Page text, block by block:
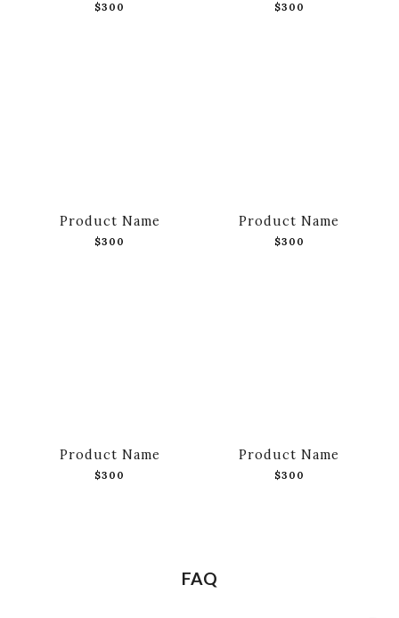
$300 $300
Product Name
$300
Product Name
$300
Product Name
$300
Product Name
$300
FAQ